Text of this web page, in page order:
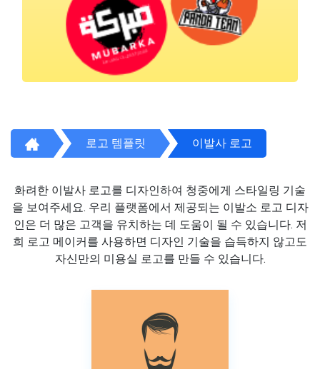
로고 템플릿 이발사 로고
화려한 이발사 로고를 디자인하여 청중에게 스타일링 기술
을 보여주세요. 우리 플랫폼에서 제공되는 이발소 로고 디자
인은 더 많은 고객을 유치하는 데 도움이 될 수 있습니다. 저
희 로고 메이커를 사용하면 디자인 기술을 습득하지 않고도
자신만의 미용실 로고를 만들 수 있습니다.